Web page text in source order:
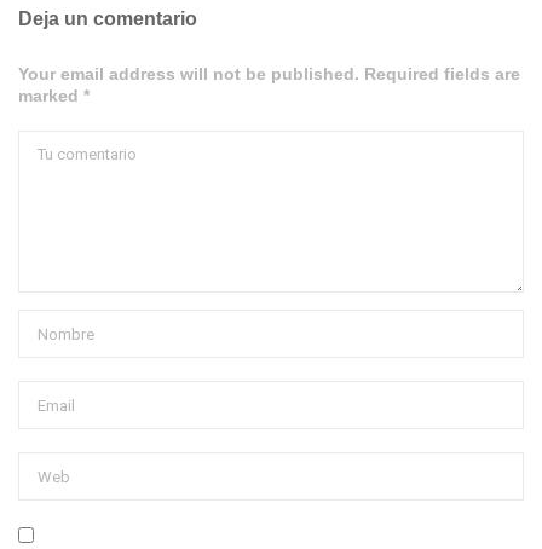
Deja un comentario
Your email address will not be published. Required fields are
marked *